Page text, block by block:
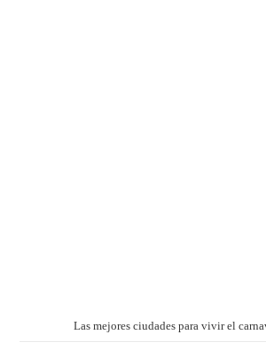
Las mejores ciudades para vivir el